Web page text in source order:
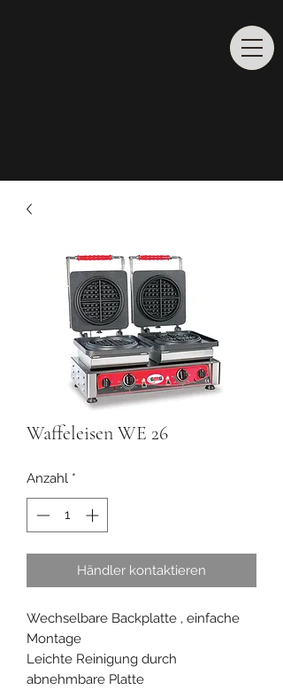
Waffeleisen WE 26
Anzahl *
Händler kontaktieren
Wechselbare Backplatte , einfache
Montage
Leichte Reinigung durch
abnehmbare Platte